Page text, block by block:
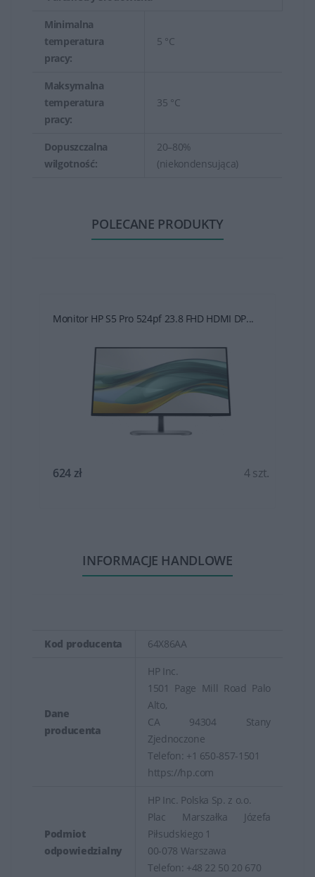
Minimalna
temperatura
pracy:
5 °C
Maksymalna
temperatura
pracy:
35 °C
Dopuszczalna
wilgotność:
20–80%
(niekondensująca)
POLECANE PRODUKTY
Monitor HP S5 Pro 524pf 23.8 FHD HDMI DP...
624 zł 4 szt.
INFORMACJE HANDLOWE
Kod producenta 64X86AA
Dane
producenta
HP Inc.
1501 Page Mill Road Palo
Alto,
CA 94304 Stany
Zjednoczone
Telefon: +1 650-857-1501
https://hp.com
Podmiot
odpowiedzialny
HP Inc. Polska Sp. z o.o.
Plac Marszałka Józefa
Piłsudskiego 1
00-078 Warszawa
Telefon: +48 22 50 20 670